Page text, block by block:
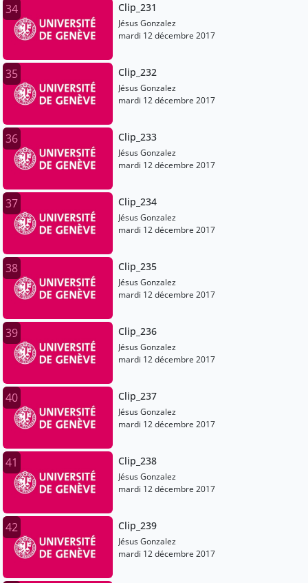
34 Clip_231
Jésus Gonzalez
mardi 12 décembre 2017
35 Clip_232
Jésus Gonzalez
mardi 12 décembre 2017
36 Clip_233
Jésus Gonzalez
mardi 12 décembre 2017
37 Clip_234
Jésus Gonzalez
mardi 12 décembre 2017
38 Clip_235
Jésus Gonzalez
mardi 12 décembre 2017
39 Clip_236
Jésus Gonzalez
mardi 12 décembre 2017
40 Clip_237
Jésus Gonzalez
mardi 12 décembre 2017
41 Clip_238
Jésus Gonzalez
mardi 12 décembre 2017
42 Clip_239
Jésus Gonzalez
mardi 12 décembre 2017